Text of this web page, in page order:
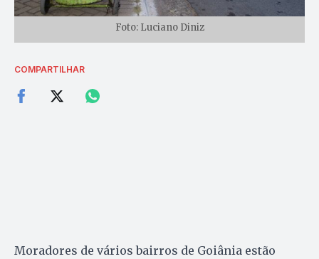
Foto: Luciano Diniz
COMPARTILHAR
Moradores de vários bairros de Goiânia estão